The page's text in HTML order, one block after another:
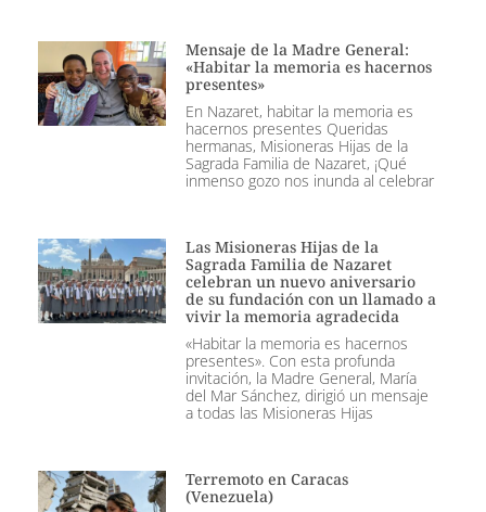
Mensaje de la Madre General:
«Habitar la memoria es hacernos
presentes»
En Nazaret, habitar la memoria es
hacernos presentes Queridas
hermanas, Misioneras Hijas de la
Sagrada Familia de Nazaret, ¡Qué
inmenso gozo nos inunda al celebrar
Las Misioneras Hijas de la
Sagrada Familia de Nazaret
celebran un nuevo aniversario
de su fundación con un llamado a
vivir la memoria agradecida
«Habitar la memoria es hacernos
presentes». Con esta profunda
invitación, la Madre General, María
del Mar Sánchez, dirigió un mensaje
a todas las Misioneras Hijas
Terremoto en Caracas
(Venezuela)